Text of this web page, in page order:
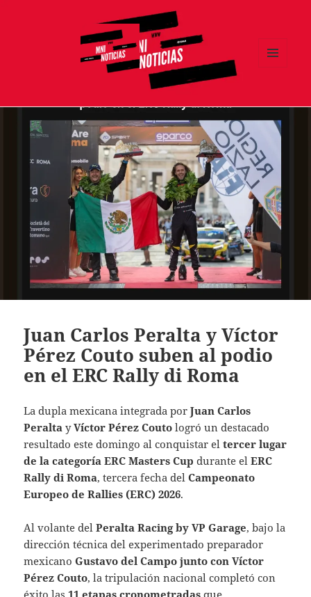
Juan Carlos Peralta y Víctor
Pérez Couto suben al podio
en el ERC Rally di Roma
La dupla mexicana integrada porJuan Carlos
Peralta yVíctor Pérez Couto logró un destacado
resultado este domingo al conquistar eltercer lugar
de la categoría ERC Masters Cup durante elERC
Rally di Roma, tercera fecha delCampeonato
Europeo de Rallies (ERC) 2026.
Al volante delPeralta Racing by VP Garage, bajo la
dirección técnica del experimentado preparador
mexicanoGustavo del Campo junto con Víctor
Pérez Couto, la tripulación nacional completó con
éxito las11 etapas cronometradas que